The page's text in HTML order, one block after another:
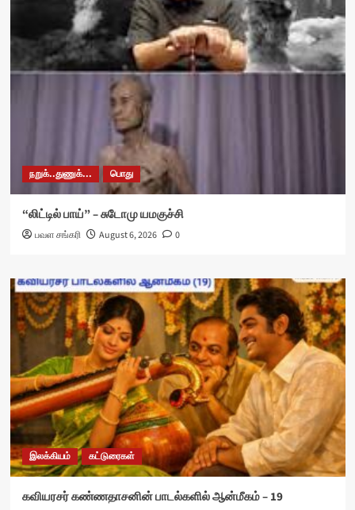
நறுக்..துணுக்... பொது
“லிட்டில் பாய்” – சுடோமு யமகுச்சி
பவள சங்கரி August 6, 2026 0
இலக்கியம் கட்டுரைகள்
கவியரசர் கண்ணதாசனின் பாடல்களில் ஆன்மீகம் – 19